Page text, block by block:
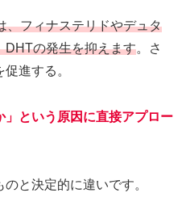
、フィナステリドやデュタ
DHTの発生を抑えます。さ
進する。
」という原因に直接アプロー
と決定的に違いです。